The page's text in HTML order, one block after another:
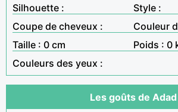
Silhouette :
Style :
Coupe de cheveux :
Couleur
Taille : 0 cm
Poids : 0
Couleurs des yeux :
Les goûts de Adad